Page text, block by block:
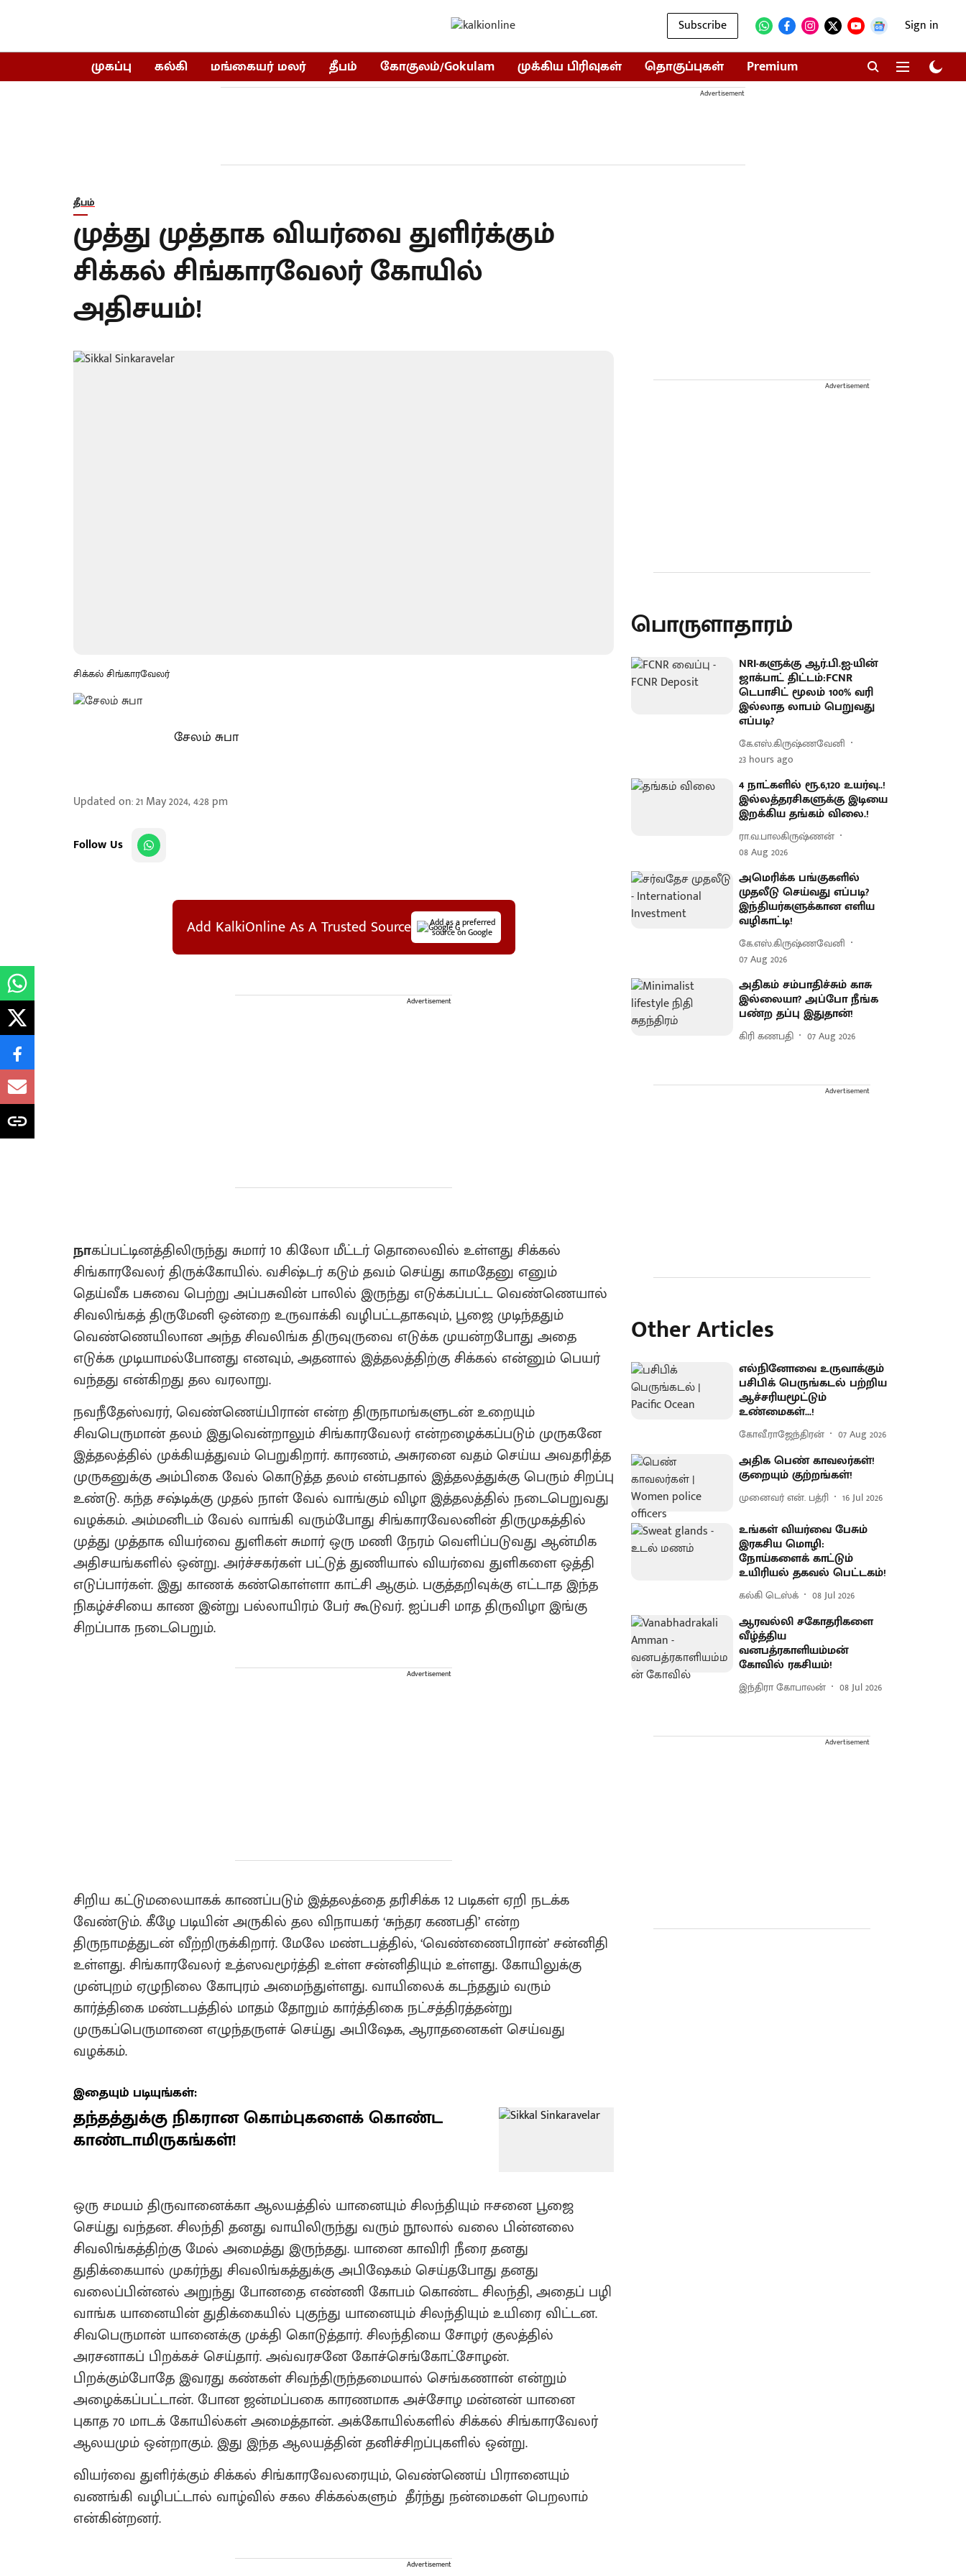
Subscribe Sign in
முகப்பு கல்கி மங்கையர் மலர் தீபம் கோகுலம்/Gokulam முக்கிய பிரிவுகள் தொகுப்புகள் Premium
Advertisement
தீபம்
முத்து முத்தாக வியர்வை துளிர்க்கும்
சிக்கல் சிங்காரவேலர் கோயில்
அதிசயம்!
சிக்கல் சிங்காரவேலர்
சேலம் சுபா
Updated on:21 May 2024, 4:28 pm
Follow Us
Add KalkiOnline As A Trusted Source Add as a preferred
source on Google
Advertisement
நாகப்பட்டினத்திலிருந்து சுமார் 10 கிலோ மீட்டர் தொலைவில் உள்ளது சிக்கல்
சிங்காரவேலர் திருக்கோயில். வசிஷ்டர் கடும் தவம் செய்து காமதேனு எனும்
தெய்வீக பசுவை பெற்று அப்பசுவின் பாலில் இருந்து எடுக்கப்பட்ட வெண்ணெயால்
சிவலிங்கத் திருமேனி ஒன்றை உருவாக்கி வழிபட்டதாகவும், பூஜை முடிந்ததும்
வெண்ணெயிலான அந்த சிவலிங்க திருவுருவை எடுக்க முயன்றபோது அதை
எடுக்க முடியாமல்போனது எனவும், அதனால் இத்தலத்திற்கு சிக்கல் என்னும் பெயர்
வந்தது என்கிறது தல வரலாறு.
நவநீதேஸ்வரர், வெண்ணெய்பிரான் என்ற திருநாமங்களுடன் உறையும்
சிவபெருமான் தலம் இதுவென்றாலும் சிங்காரவேலர் என்றழைக்கப்படும் முருகனே
இத்தலத்தில் முக்கியத்துவம் பெறுகிறார். காரணம், அசுரனை வதம் செய்ய அவதரித்த
முருகனுக்கு அம்பிகை வேல் கொடுத்த தலம் என்பதால் இத்தலத்துக்கு பெரும் சிறப்பு
உண்டு. கந்த சஷ்டிக்கு முதல் நாள் வேல் வாங்கும் விழா இத்தலத்தில் நடைபெறுவது
வழக்கம். அம்மனிடம் வேல் வாங்கி வரும்போது சிங்காரவேலனின் திருமுகத்தில்
முத்து முத்தாக வியர்வை துளிகள் சுமார் ஒரு மணி நேரம் வெளிப்படுவது ஆன்மிக
அதிசயங்களில் ஒன்று. அர்ச்சகர்கள் பட்டுத் துணியால் வியர்வை துளிகளை ஒத்தி
எடுப்பார்கள். இது காணக் கண்கொள்ளா காட்சி ஆகும். பகுத்தறிவுக்கு எட்டாத இந்த
நிகழ்ச்சியை காண இன்று பல்லாயிரம் பேர் கூடுவர். ஐப்பசி மாத திருவிழா இங்கு
சிறப்பாக நடைபெறும்.
Advertisement
சிறிய கட்டுமலையாகக் காணப்படும் இத்தலத்தை தரிசிக்க 12 படிகள் ஏறி நடக்க
வேண்டும். கீழே படியின் அருகில் தல விநாயகர் ‘சுந்தர கணபதி’ என்ற
திருநாமத்துடன் வீற்றிருக்கிறார். மேலே மண்டபத்தில், ‘வெண்ணைபிரான்’ சன்னிதி
உள்ளது. சிங்காரவேலர் உத்ஸவமூர்த்தி உள்ள சன்னிதியும் உள்ளது. கோயிலுக்கு
முன்புறம் ஏழுநிலை கோபுரம் அமைந்துள்ளது. வாயிலைக் கடந்ததும் வரும்
கார்த்திகை மண்டபத்தில் மாதம் தோறும் கார்த்திகை நட்சத்திரத்தன்று
முருகப்பெருமானை எழுந்தருளச் செய்து அபிஷேக, ஆராதனைகள் செய்வது
வழக்கம்.
இதையும் படியுங்கள்:
தந்தத்துக்கு நிகரான கொம்புகளைக் கொண்ட
காண்டாமிருகங்கள்!
ஒரு சமயம் திருவானைக்கா ஆலயத்தில் யானையும் சிலந்தியும் ஈசனை பூஜை
செய்து வந்தன. சிலந்தி தனது வாயிலிருந்து வரும் நூலால் வலை பின்னலை
சிவலிங்கத்திற்கு மேல் அமைத்து இருந்தது. யானை காவிரி நீரை தனது
துதிக்கையால் முகர்ந்து சிவலிங்கத்துக்கு அபிஷேகம் செய்தபோது தனது
வலைப்பின்னல் அறுந்து போனதை எண்ணி கோபம் கொண்ட சிலந்தி, அதைப் பழி
வாங்க யானையின் துதிக்கையில் புகுந்து யானையும் சிலந்தியும் உயிரை விட்டன.
சிவபெருமான் யானைக்கு முக்தி கொடுத்தார். சிலந்தியை சோழர் குலத்தில்
அரசனாகப் பிறக்கச் செய்தார். அவ்வரசனே கோச்செங்கோட்சோழன்.
பிறக்கும்போதே இவரது கண்கள் சிவந்திருந்தமையால் செங்கணான் என்றும்
அழைக்கப்பட்டான். போன ஜன்மப்பகை காரணமாக அச்சோழ மன்னன் யானை
புகாத 70 மாடக் கோயில்கள் அமைத்தான். அக்கோயில்களில் சிக்கல் சிங்காரவேலர்
ஆலயமும் ஒன்றாகும். இது இந்த ஆலயத்தின் தனிச்சிறப்புகளில் ஒன்று.
வியர்வை துளிர்க்கும் சிக்கல் சிங்காரவேலரையும், வெண்ணெய் பிரானையும்
வணங்கி வழிபட்டால் வாழ்வில் சகல சிக்கல்களும் தீர்ந்து நன்மைகள் பெறலாம்
என்கின்றனர்.
Advertisement
Advertisement
பொருளாதாரம்
NRI-களுக்கு ஆர்.பி.ஐ-யின்
ஜாக்பாட் திட்டம்:FCNR
டெபாசிட் மூலம் 100% வரி
இல்லாத லாபம் பெறுவது
எப்படி?
கே.எஸ்.கிருஷ்ணவேனி
23 hours ago
4 நாட்களில் ரூ.6,120 உயர்வு..!
இல்லத்தரசிகளுக்கு இடியை
இறக்கிய தங்கம் விலை.!
ரா.வ.பாலகிருஷ்ணன்
08 Aug 2026
அமெரிக்க பங்குகளில்
முதலீடு செய்வது எப்படி?
இந்தியர்களுக்கான எளிய
வழிகாட்டி!
கே.எஸ்.கிருஷ்ணவேனி
07 Aug 2026
அதிகம் சம்பாதிச்சும் காசு
இல்லையா? அப்போ நீங்க
பண்ற தப்பு இதுதான்!
கிரி கணபதி 07 Aug 2026
Advertisement
Other Articles
எல்நினோவை உருவாக்கும்
பசிபிக் பெருங்கடல் பற்றிய
ஆச்சரியமூட்டும்
உண்மைகள்...!
கோவீ.ராஜேந்திரன் 07 Aug 2026
அதிக பெண் காவலர்கள்!
குறையும் குற்றங்கள்!
முனைவர் என். பத்ரி 16 Jul 2026
உங்கள் வியர்வை பேசும்
இரகசிய மொழி:
நோய்களைக் காட்டும்
உயிரியல் தகவல் பெட்டகம்!
கல்கி டெஸ்க் 08 Jul 2026
ஆரவல்லி சகோதரிகளை
வீழ்த்திய
வனபத்ரகாளியம்மன்
கோவில் ரகசியம்!
இந்திரா கோபாலன் 08 Jul 2026
Advertisement